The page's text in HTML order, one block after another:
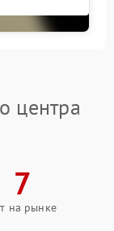
центра
7
на рынке